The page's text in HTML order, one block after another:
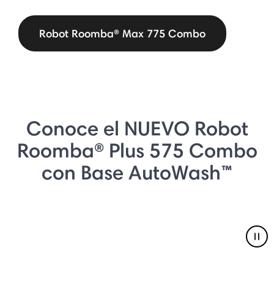
Robot Roomba® Max 775 Combo
Conoce el NUEVO Robot
Roomba® Plus 575 Combo
con Base AutoWash™